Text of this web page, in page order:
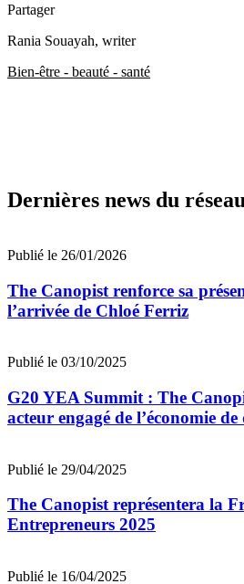
Partager
Rania Souayah, writer
Bien-être - beauté - santé
Dernières news du réseau
Publié le 26/01/2026
The Canopist renforce sa
l’arrivée de Chloé Ferriz
Publié le 03/10/2025
G20 YEA Summit : The
acteur engagé de l’économie
Publié le 29/04/2025
The Canopist représentera la
Entrepreneurs 2025
Publié le 16/04/2025